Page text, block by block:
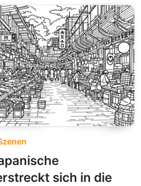
sich in die